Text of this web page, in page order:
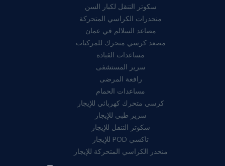
سكوتر التنقل لكبار السن
منحدرات الكراسي المتحركة
مصاعد السلالم في عمان
مصعد كرسي متحرك للمركبات
مساعدات القيادة
سرير المستشفى
رافعة المرضى
مساعدات الحمام
كرسي متحرك كهربائي للإيجار
سرير طبي للإيجار
سكوتر التنقل للإيجار
تاكسي POD للإيجار
منحدر الكراسي المتحركة للإيجار